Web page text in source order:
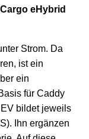
eHybrid
Strom. Da
ist ein
ein
für Caddy
bildet jeweils
Ihn ergänzen